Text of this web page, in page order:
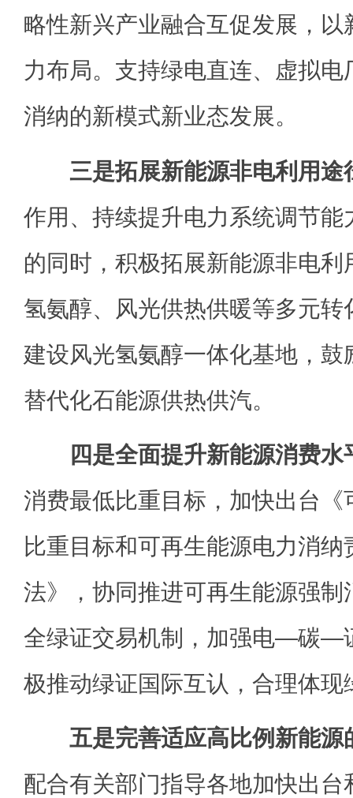
略性新兴产业融合互促发展，
力布局。支持绿电直连、虚拟
消纳的新模式新业态发展。
三是拓展新能源非电利用途
作用、持续提升电力系统调节能
的同时，积极拓展新能源非电
氢氨醇、风光供热供暖等多元转
建设风光氢氨醇一体化基地，
替代化石能源供热供汽。
四是全面提升新能源消费水
消费最低比重目标，加快出台《
比重目标和可再生能源电力消
法》，协同推进可再生能源强制
全绿证交易机制，加强电—碳—
极推动绿证国际互认，合理体现
五是完善适应高比例新能源
配合有关部门指导各地加快出